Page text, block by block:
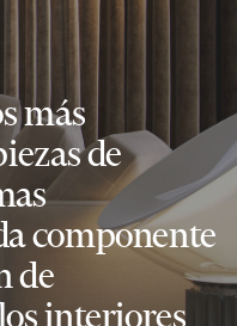
más
de
componente
de
interiores